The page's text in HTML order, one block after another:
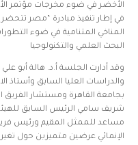
في إطار تنفيذ مبادرة “مصر
المناخي المتنامية في ضوء
البحث العلمي والتكنولوجيا
وقد أدارت الجلسة أ.د. هالة أبو
والدراسات العليا السابق وأستاذ
بجامعة القاهرة ومستشار الفريق
شريف سامي الرئيس السابق للهيئة
مساعد للممثل المقيم ورئيس فريق